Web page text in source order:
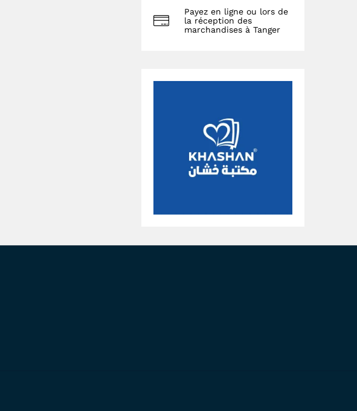
Payez en ligne ou lors de
la réception des
marchandises à Tanger